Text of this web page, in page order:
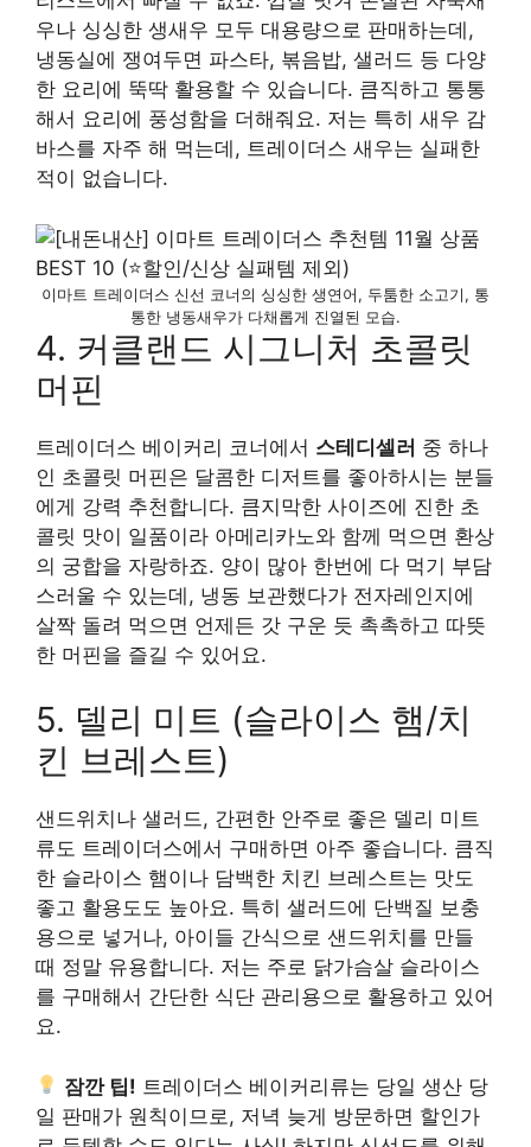
우나 싱싱한 생새우 모두 대용량으로 판매하는데,
냉동실에 쟁여두면 파스타, 볶음밥, 샐러드 등 다양
한 요리에 뚝딱 활용할 수 있습니다. 큼직하고 통통
해서 요리에 풍성함을 더해줘요. 저는 특히 새우 감
바스를 자주 해 먹는데, 트레이더스 새우는 실패한
적이 없습니다.
이마트 트레이더스 신선 코너의 싱싱한 생연어, 두툼한 소고기, 통
통한 냉동새우가 다채롭게 진열된 모습.
4. 커클랜드 시그니처 초콜릿
머핀
트레이더스 베이커리 코너에서 스테디셀러 중 하나
인 초콜릿 머핀은 달콤한 디저트를 좋아하시는 분들
에게 강력 추천합니다. 큼지막한 사이즈에 진한 초
콜릿 맛이 일품이라 아메리카노와 함께 먹으면 환상
의 궁합을 자랑하죠. 양이 많아 한번에 다 먹기 부담
스러울 수 있는데, 냉동 보관했다가 전자레인지에
살짝 돌려 먹으면 언제든 갓 구운 듯 촉촉하고 따뜻
한 머핀을 즐길 수 있어요.
5. 델리 미트 (슬라이스 햄/치
킨 브레스트)
샌드위치나 샐러드, 간편한 안주로 좋은 델리 미트
류도 트레이더스에서 구매하면 아주 좋습니다. 큼직
한 슬라이스 햄이나 담백한 치킨 브레스트는 맛도
좋고 활용도도 높아요. 특히 샐러드에 단백질 보충
용으로 넣거나, 아이들 간식으로 샌드위치를 만들
때 정말 유용합니다. 저는 주로 닭가슴살 슬라이스
를 구매해서 간단한 식단 관리용으로 활용하고 있어
요.
잠깐 팁! 트레이더스 베이커리류는 당일 생산 당
일 판매가 원칙이므로, 저녁 늦게 방문하면 할인가